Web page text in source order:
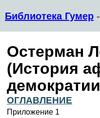
Библиотека Гумер -
Остерман
(История
ОГЛАВЛЕНИЕ
Приложение 1